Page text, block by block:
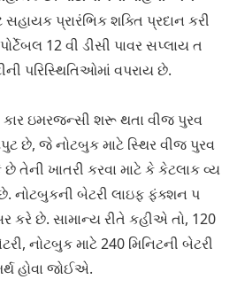
સહાયક પ્રારંભિક શક્તિ પ્રદાન કરી
12 વી ડીસી પાવર સપ્લાય ત
પરિસ્થિતિઓમાં વપરાય છે.
ઇમરજન્સી શરૂ થતા વીજ પુરવ
છે, જે નોટબુક માટે સ્થિર વીજ પુરવ
તેની ખાતરી કરવા માટે કે કેટલાક વ્ય
નોટબુકની બેટરી લાઇફ ફંક્શન પ
કરે છે. સામાન્ય રીતે કહીએ તો, 120
નોટબુક માટે 240 મિનિટની બેટરી
હોવા જોઈએ.